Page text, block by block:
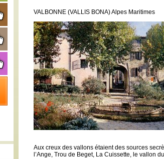
VALBONNE (VALLIS BONA) Alpes Maritimes
Aux creux des vallons étaient des sources
l’Ange, Trou de Beget, La Cuissette, le vallon